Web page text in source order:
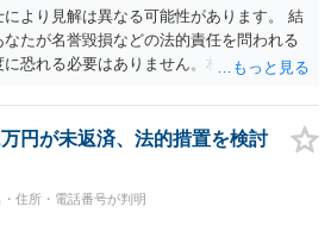
より見解は異なる可能性があります。 結
たが名誉毀損などの法的責任を問われる
恐れる必要はありません。相手の行為こ
可能性が高いと考えられます。 今後の具
す。 ・相手の要求は無視する（1対1のやり
だけで名誉毀損は成立しません） ・マイナ
社には「個人情報を悪用されたトラブル
円が未返済、法的措置を検討
住所・電話番号が判明